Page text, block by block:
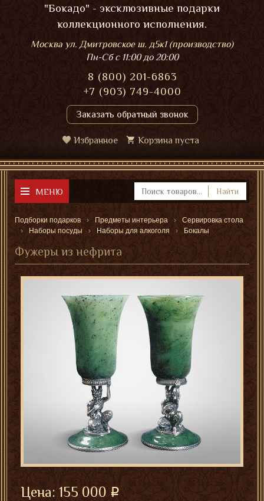
"Бокадо" - эксклюзивные подарки
коллекционного исполнения.
Москва ул. Дмитровское ш. д5к1 (производство)
Пн-Сбс 11:00 до 20:00
8 (800) 201-6863
+7 (903) 749-4000
Заказать обратный звонок
Избранное Корзина пуста
МЕНЮ Найти
Подборки подарков Предметы интерьера
Сервировка стола
Наборы посуды
Наборы для алкоголя Бокалы
Фужеры из нефрита
Цена:155 000